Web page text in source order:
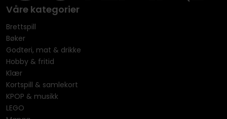
Våre kategorier
Brettspill
Bøker
Godteri, mat & drikke
Hobby & fritid
Klær
Kortspill & samlekort
KPOP & musikk
LEGO